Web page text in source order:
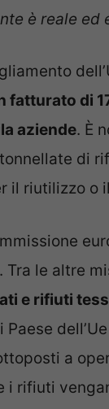
è reale ed
fatturato di
aziende. È
di
il riutilizzo o
. Tra le altre
e rifiuti
a
i rifiuti